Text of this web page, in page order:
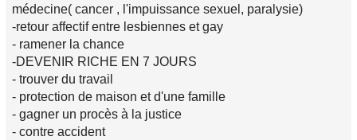
médecine( cancer , l'impuissance sexuel, paralysie)
-retour affectif entre lesbiennes et gay
- ramener la chance
-DEVENIR RICHE EN 7 JOURS
- trouver du travail
- protection de maison et d'une famille
- gagner un procès à la justice
- contre accident